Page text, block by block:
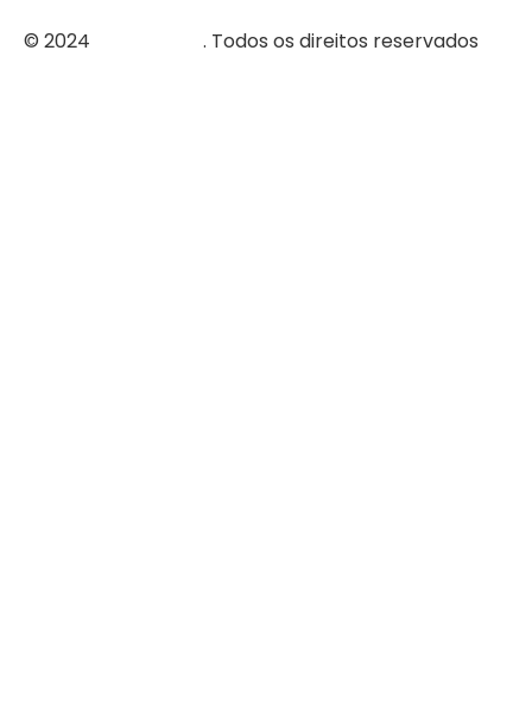
© 2024 . Todos os direitos reservados